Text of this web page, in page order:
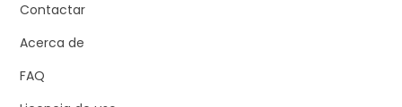
Contactar
Acerca de
FAQ